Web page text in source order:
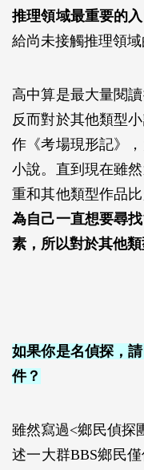
推理領域最重要的
給尚未接觸推理領域
高中算是最大量閱
反而對於其他類型
作《考場現形記》
小說。直到現在雖
重和其他類型作品
為自己一直想要尋
素，所以對於其他類
如果你是名偵探，
件？
雖然寫過<鄉民偵探
述一大群BBS鄉民